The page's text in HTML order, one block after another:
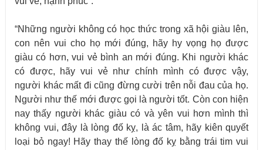
“Những người không có học thức trong xã hội giàu lên,
con nên vui cho họ mới đúng, hãy hy vọng họ được
giàu có hơn, vui vẻ bình an mới đúng. Khi người khác
có được, hãy vui vẻ như chính mình có được vậy,
người khác mất đi cũng đừng cười trên nỗi đau của họ.
Người như thế mới được gọi là người tốt. Còn con hiện
nay thấy người khác giàu có và yên vui hơn mình thì
không vui, đây là lòng đố kỵ, là ác tâm, hãy kiên quyết
loại bỏ ngay! Hãy thay thế lòng đố kỵ bằng trái tim vui